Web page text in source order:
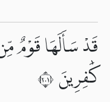
قَدْ سَأَلَهَا قَوْمٌ
كَٰفِرِينَ ١٠٢